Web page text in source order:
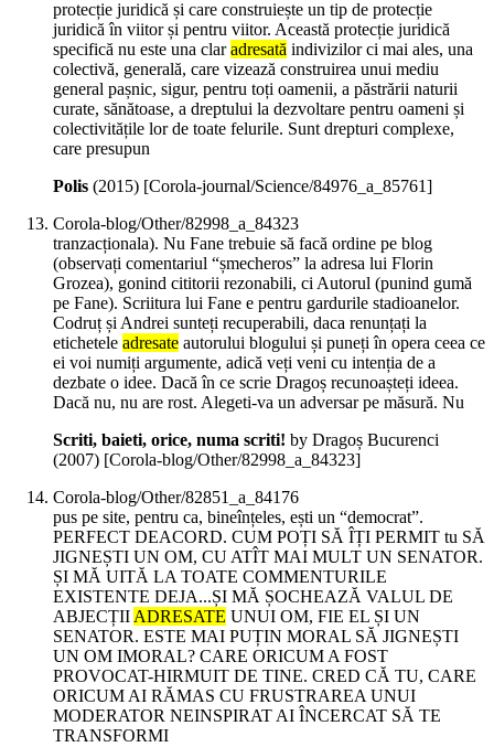
protecție juridică și care construiește un tip de protecție
juridică în viitor și pentru viitor. Această protecție juridică
specifică nu este una claradresată indivizilor ci mai ales, una
colectivă, generală, care vizează construirea unui mediu
general pașnic, sigur, pentru toți oamenii, a păstrării naturii
curate, sănătoase, a dreptului la dezvoltare pentru oameni și
colectivitățile lor de toate felurile. Sunt drepturi complexe,
care presupun
Polis (2015) [Corola-journal/Science/84976_a_85761]
Corola-blog/Other/82998_a_84323
tranzacționala). Nu Fane trebuie să facă ordine pe blog
(observați comentariul “șmecheros” la adresa lui Florin
Grozea), gonind cititorii rezonabili, ci Autorul (punind gumă
pe Fane). Scriitura lui Fane e pentru gardurile stadioanelor.
Codruț și Andrei sunteți recuperabili, daca renunțați la
etichetele adresate autorului blogului și puneți în opera ceea ce
ei voi numiți argumente, adică veți veni cu intenția de a
dezbate o idee. Dacă în ce scrie Dragoș recunoașteți ideea.
Dacă nu, nu are rost. Alegeti-va un adversar pe măsură. Nu
Scriti, baieti, orice, numa scriti! by Dragoș Bucurenci
(2007) [Corola-blog/Other/82998_a_84323]
Corola-blog/Other/82851_a_84176
pus pe site, pentru ca, bineînțeles, ești un “democrat”.
PERFECT DEACORD. CUM POȚI SĂ ÎȚI PERMIT tu SĂ
JIGNEȘTI UN OM, CU ATÎT MAI MULT UN SENATOR.
ȘI MĂ UITĂ LA TOATE COMMENTURILE
EXISTENTE DEJA...ȘI MĂ ȘOCHEAZĂ VALUL DE
ABJECȚIIADRESATE UNUI OM, FIE EL ȘI UN
SENATOR. ESTE MAI PUȚIN MORAL SĂ JIGNEȘTI
UN OM IMORAL? CARE ORICUM A FOST
PROVOCAT-HIRMUIT DE TINE. CRED CĂ TU, CARE
ORICUM AI RĂMAS CU FRUSTRAREA UNUI
MODERATOR NEINSPIRAT AI ÎNCERCAT SĂ TE
TRANSFORMI